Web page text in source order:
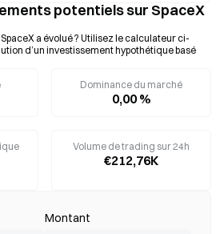
potentiels sur SpaceX
a évolué ? Utilisez le calculateur ci-
d’un investissement hypothétique basé
Dominance du marché
0,00 %
Volume de trading sur 24h
€212,76K
Montant